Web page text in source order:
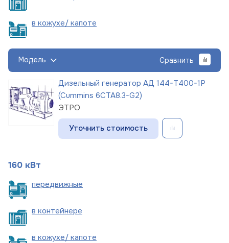
в кожухе/ капоте
Модель Сравнить
Дизельный генератор АД 144-Т400-1Р
(Cummins 6CTA8.3-G2)
ЭТРО
Уточнить стоимость
160 кВт
передвижные
в контейнере
в кожухе/ капоте